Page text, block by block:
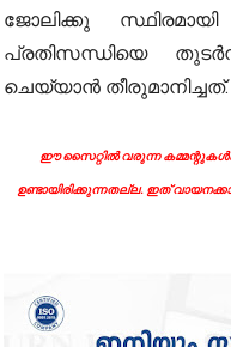
ജോലിക്കു
പ്രതിസന്ധിയെ
ചെയ്യാൻ തീരുമാനിച്ചത്.
ഈ സൈറ്റിൽ വരുന്ന
ഉണ്ടായിരിക്കുന്നതല്ല. ഇത്